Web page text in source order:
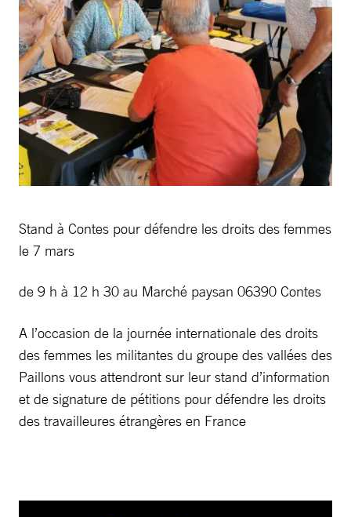
Stand à Contes pour défendre les droits des femmes
le 7 mars
de 9 h à 12 h 30 au Marché paysan 06390 Contes
A l’occasion de la journée internationale des droits
des femmes les militantes du groupe des vallées des
Paillons vous attendront sur leur stand d’information
et de signature de pétitions pour défendre les droits
des travailleures étrangères en France